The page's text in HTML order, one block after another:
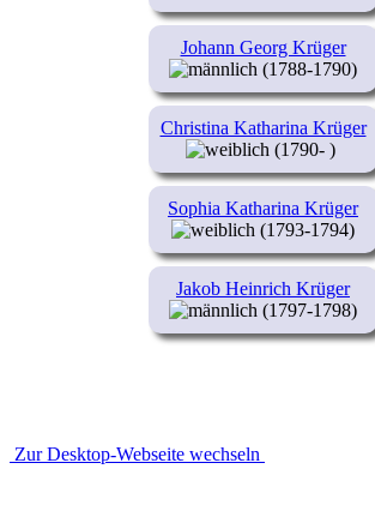
Johann Georg Krüger
(1788-1790)
Christina Katharina Krüger
(1790- )
Sophia Katharina Krüger
(1793-1794)
Jakob Heinrich Krüger
(1797-1798)
Zur Desktop-Webseite wechseln